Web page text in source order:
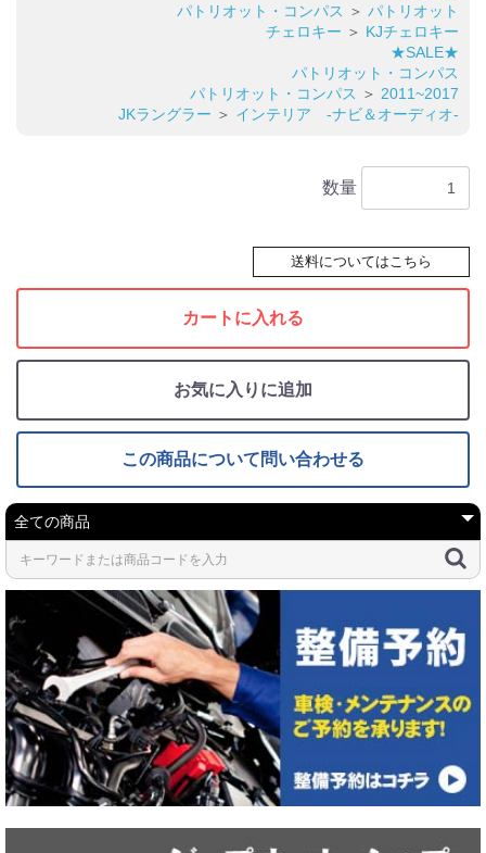
パトリオット・コンパス ＞ パトリオット
チェロキー ＞ KJチェロキー
★SALE★
パトリオット・コンパス
パトリオット・コンパス ＞ 2011~2017
JKラングラー ＞ インテリア -ナビ＆オーディオ-
数量
送料についてはこちら
カートに入れる
お気に入りに追加
この商品について問い合わせる